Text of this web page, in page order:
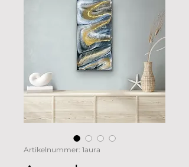
Artikelnummer: 1aura